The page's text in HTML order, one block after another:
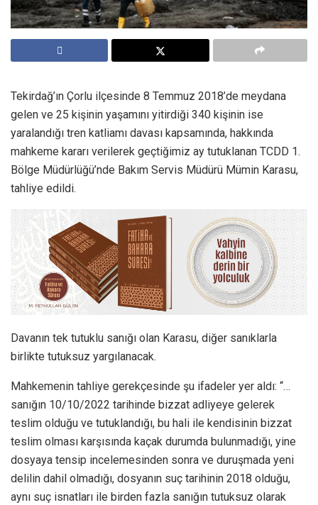
Tekirdağ’ın Çorlu ilçesinde 8 Temmuz 2018’de meydana
gelen ve 25 kişinin yaşamını yitirdiği 340 kişinin ise
yaralandığı tren katliamı davası kapsamında, hakkında
mahkeme kararı verilerek geçtiğimiz ay tutuklanan TCDD 1.
Bölge Müdürlüğü’nde Bakım Servis Müdürü Mümin Karasu,
tahliye edildi.
Davanın tek tutuklu sanığı olan Karasu, diğer sanıklarla
birlikte tutuksuz yargılanacak.
Mahkemenin tahliye gerekçesinde şu ifadeler yer aldı: “…
sanığın 10/10/2022 tarihinde bizzat adliyeye gelerek
teslim olduğu ve tutuklandığı, bu hali ile kendisinin bizzat
teslim olması karşısında kaçak durumda bulunmadığı, yine
dosyaya tensip incelemesinden sonra ve duruşmada yeni
delilin dahil olmadığı, dosyanın suç tarihinin 2018 olduğu,
aynı suç isnatları ile birden fazla sanığın tutuksuz olarak